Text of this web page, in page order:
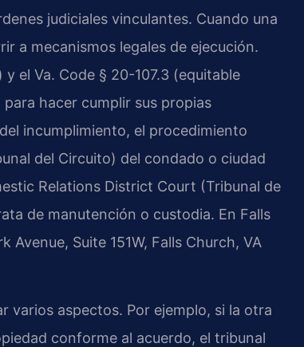
judiciales vinculantes. Cuando una
a mecanismos legales de ejecución.
el Va. Code § 20-107.3 (equitable
hacer cumplir sus propias
incumplimiento, el procedimiento
del Circuito) del condado o ciudad
Relations District Court (Tribunal de
de manutención o custodia. En Falls
Suite 151W, Falls Church, VA
varios aspectos. Por ejemplo, si la otra
conforme al acuerdo, el tribunal